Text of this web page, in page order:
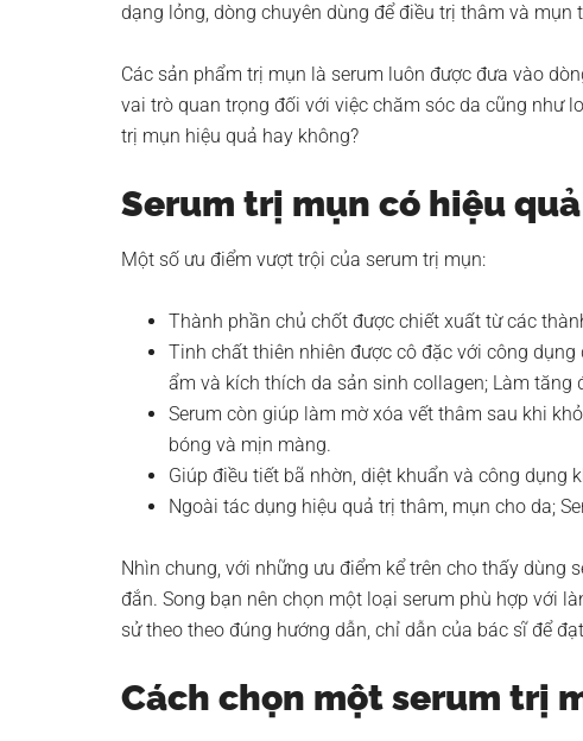
dạng lỏng, dòng chuyên dùng để điều trị thâm và mụn
Các sản phẩm trị mụn là serum luôn được đưa vào
vai trò quan trọng đối với việc chăm sóc da cũng như
trị mụn hiệu quả hay không?
Serum trị mụn có hiệu
Một số ưu điểm vượt trội của serum trị mụn:
Thành phần chủ chốt được chiết xuất từ các
Tinh chất thiên nhiên được cô đặc với công
ẩm và kích thích da sản sinh collagen; Làm tăng
Serum còn giúp làm mờ xóa vết thâm sau khi
bóng và mịn màng.
Giúp điều tiết bã nhờn, diệt khuẩn và công dụng
Ngoài tác dụng hiệu quả trị thâm, mụn cho da;
Nhìn chung, với những ưu điểm kể trên cho thấy dùng
đắn. Song bạn nên chọn một loại serum phù hợp với
sử theo theo đúng hướng dẫn, chỉ dẫn của bác sĩ để
Cách chọn một serum trị